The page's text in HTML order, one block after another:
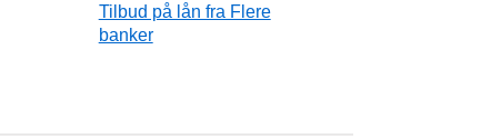
Tilbud på lån fra Flere
banker